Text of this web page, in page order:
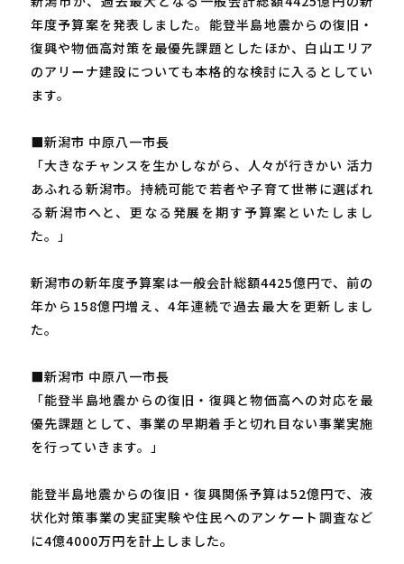
年度予算案を発表しました。能登半島地震からの復旧・
復興や物価高対策を最優先課題としたほか、白山エリア
のアリーナ建設についても本格的な検討に入るとしてい
ます。
■新潟市 中原八一市長
「大きなチャンスを生かしながら、人々が行きかい 活力
あふれる新潟市。持続可能で若者や子育て世帯に選ばれ
る新潟市へと、更なる発展を期す予算案といたしまし
た。」
新潟市の新年度予算案は一般会計総額4425億円で、前の
年から158億円増え、4年連続で過去最大を更新しまし
た。
■新潟市 中原八一市長
「能登半島地震からの復旧・復興と物価高への対応を最
優先課題として、事業の早期着手と切れ目ない事業実施
を行っていきます。」
能登半島地震からの復旧・復興関係予算は52億円で、液
状化対策事業の実証実験や住民へのアンケート調査など
に4億4000万円を計上しました。